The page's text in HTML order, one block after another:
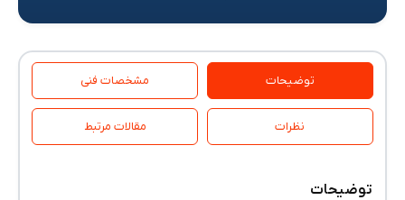
توضیحات مشخصات فنی
نظرات مقالات مرتبط
توضیحات